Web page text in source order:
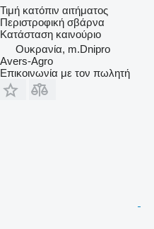
Τιμή κατόπιν αιτήματος
Περιστροφική σβάρνα
Κατάσταση καινούριο
Ουκρανία, m.Dnipro
Avers-Agro
Επικοινωνία με τον πωλητή